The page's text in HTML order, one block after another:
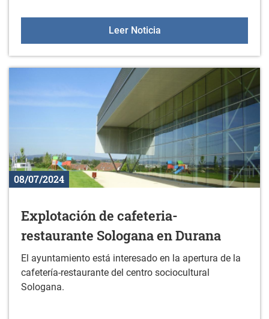
Leer NoticiaNuevos libros en la
08/07/2024
Explotación de cafeteria-
restaurante Sologana en Durana
El ayuntamiento está interesado en la apertura de la
cafetería-restaurante del centro sociocultural
Sologana.